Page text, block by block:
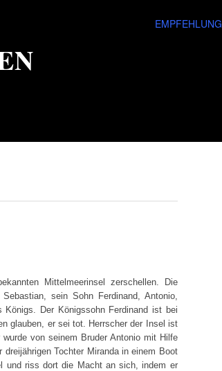
EMPFEHLUNG
Mittelmeerinsel zerschellen. Die
sein Sohn Ferdinand, Antonio,
Der Königssohn Ferdinand ist bei
glauben, er sei tot. Herrscher der Insel ist
von seinem Bruder Antonio mit Hilfe
Tochter Miranda in einem Boot
und riss dort die Macht an sich, indem er